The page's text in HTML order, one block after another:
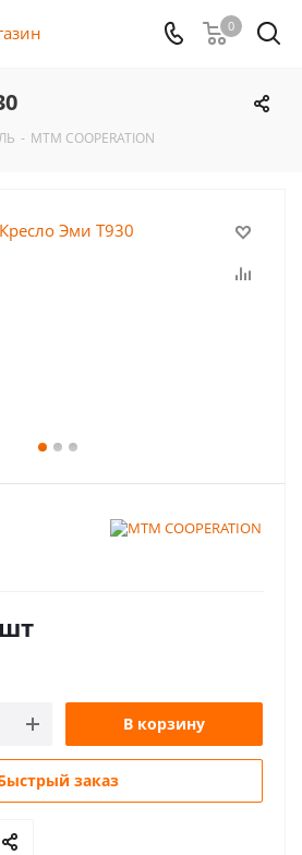
0
- MTM COOPERATION
В корзину
заказ